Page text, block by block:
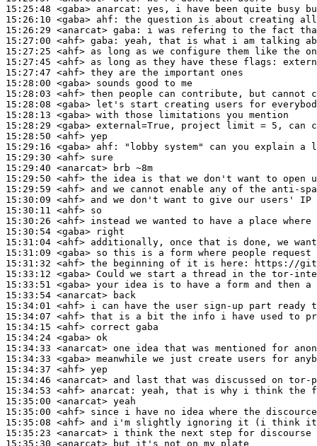
15:25:48 <gaba> anarcat:
15:26:10 <gaba> ahf:
15:26:29 <anarcat> gaba:
15:27:00 <ahf> gaba:
15:27:25 <ahf>
15:27:45 <ahf>
15:27:47 <ahf>
15:28:00 <gaba>
15:28:03 <ahf>
15:28:08 <gaba>
15:28:13 <gaba>
15:28:29 <gaba>
15:28:50 <ahf>
15:29:16 <gaba> ahf:
15:29:30 <ahf>
15:29:40 <anarcat>
15:29:50 <ahf>
15:29:59 <ahf>
15:30:09 <ahf>
15:30:11 <ahf>
15:30:26 <ahf>
15:30:54 <gaba>
15:31:04 <ahf>
15:31:09 <gaba>
15:31:32 <ahf>
15:33:12 <gaba>
15:33:51 <gaba>
15:33:54 <anarcat>
15:34:01 <ahf>
15:34:07 <ahf>
15:34:15 <ahf>
15:34:24 <gaba>
15:34:33 <anarcat>
15:34:33 <gaba>
15:34:37 <ahf>
15:34:46 <anarcat>
15:34:53 <ahf> anarcat:
15:35:00 <anarcat>
15:35:00 <ahf>
15:35:08 <ahf>
15:35:23 <anarcat>
15:35:30 <anarcat>